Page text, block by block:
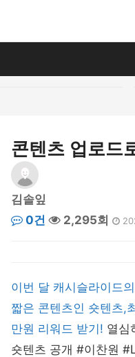
콘텐츠 업로드
김솔잎
0건
2,295회
이번 달 캐시슬라이드
짧은 콘텐츠인 숏텐츠,
만원 리워드 받기! 열심
숏텐츠 공개 #이찬원